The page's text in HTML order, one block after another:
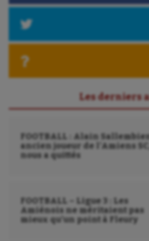
Moto
Natation artistique
Omnisports
Outdoor
Paddle
Patinage artistique
Pétanque
Les derniers
FOOTBALL : Alain
ancien joueur de l’Amiens SC,
nous a quittés
FOOTBALL – Ligue 3 : Les
Amiénois ne méritaient pas
mieux qu’un point à Fleury